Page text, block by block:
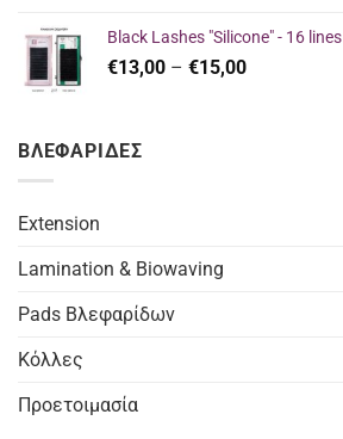
€27,50.είναι:
€26,00.
Black Lashes "Silicone" - 16 lines
€13,00 – €15,00Price
ΒΛΕΦΑΡΙΔΕΣ
Extension
Lamination & Biowaving
Pads Βλεφαρίδων
Κόλλες
Προετοιμασία